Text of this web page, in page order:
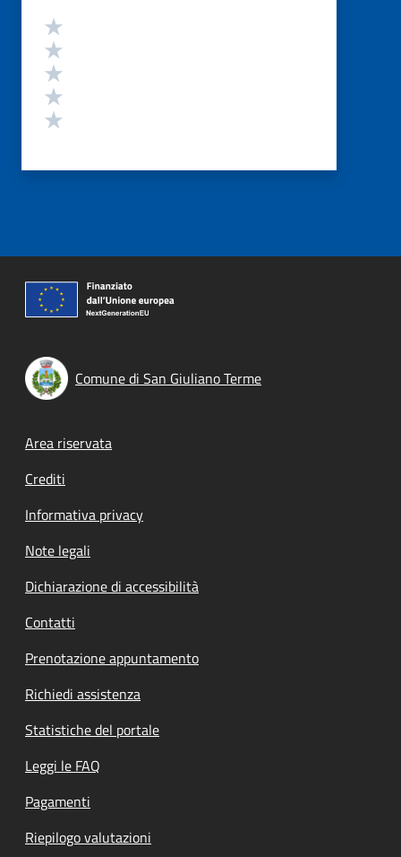
Valutazione
Comune di San Giuliano Terme
Footer menu
Area riservata
Crediti
Informativa privacy
Note legali
Dichiarazione di accessibilità
Contatti
Prenotazione appuntamento
Richiedi assistenza
Statistiche del portale
Leggi le FAQ
Pagamenti
Riepilogo valutazioni